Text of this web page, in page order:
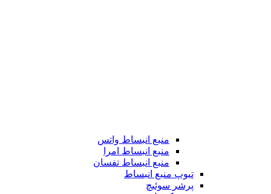
منبع انبساط واتس
منبع انبساط امرا
منبع انبساط تفسان
تیوپ منبع انبساط
پرشر سوئیچ